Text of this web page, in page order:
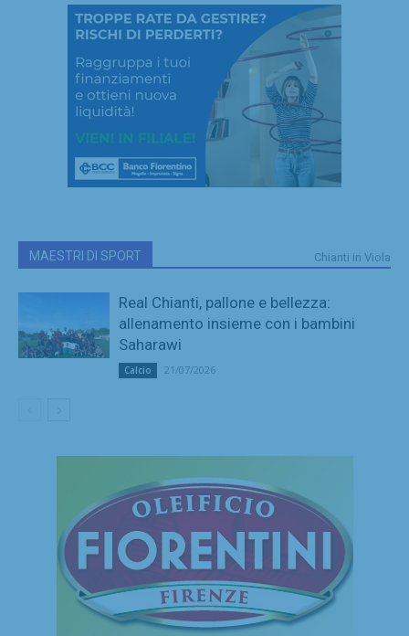
MAESTRI DI SPORT Chianti in Viola
Real Chianti, pallone e bellezza:
allenamento insieme con i bambini
Saharawi
Calcio 21/07/2026